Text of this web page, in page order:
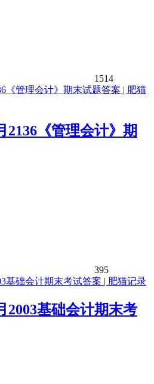
1514
2136《管理会计》期
395
2003基础会计期末考